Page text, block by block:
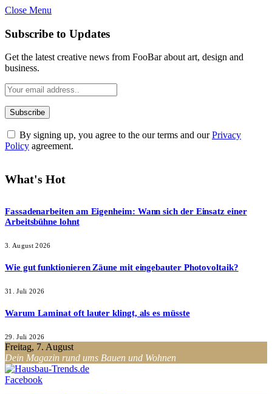
Close Menu
Subscribe to Updates
Get the latest creative news from FooBar about art, design and
business.
By signing up, you agree to the our terms and ourPrivacy
Policy agreement.
What's Hot
Fassadenarbeiten am Eigenheim: Wann sich der Einsatz einer
Arbeitsbühne lohnt
3. August 2026
Wie gut funktionieren Zäune mit eingebauter Photovoltaik?
31. Juli 2026
Warum Laminat oft lauter klingt, als es müsste
29. Juli 2026
Freitag, 7. August
Dein Magazin rund ums Bauen und Wohnen
Facebook